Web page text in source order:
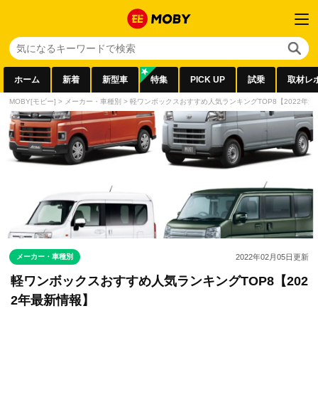
ホーム 新着 新型車 特集 PICK UP 試乗 取材レ
MOBY[モビー] > メーカー・車種別 > 軽ワンボックスおすすめ人気ランキングTOP8【2022年最
メーカー・車種別 2022年02月05日更新
軽ワンボックスおすすめ人気ランキングTOP8【202
2年最新情報】